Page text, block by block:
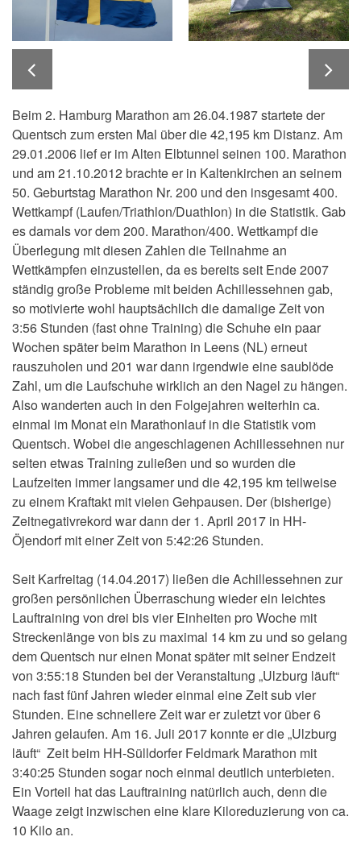
Beim 2. Hamburg Marathon am 26.04.1987 startete der
Quentsch zum ersten Mal über die 42,195 km Distanz. Am
29.01.2006 lief er im Alten Elbtunnel seinen 100. Marathon
und am 21.10.2012 brachte er in Kaltenkirchen an seinem
50. Geburtstag Marathon Nr. 200 und den insgesamt 400.
Wettkampf (Laufen/Triathlon/Duathlon) in die Statistik. Gab
es damals vor dem 200. Marathon/400. Wettkampf die
Überlegung mit diesen Zahlen die Teilnahme an
Wettkämpfen einzustellen, da es bereits seit Ende 2007
ständig große Probleme mit beiden Achillessehnen gab,
so motivierte wohl hauptsächlich die damalige Zeit von
3:56 Stunden (fast ohne Training) die Schuhe ein paar
Wochen später beim Marathon in Leens (NL) erneut
rauszuholen und 201 war dann irgendwie eine saublöde
Zahl, um die Laufschuhe wirklich an den Nagel zu hängen.
Also wanderten auch in den Folgejahren weiterhin ca.
einmal im Monat ein Marathonlauf in die Statistik vom
Quentsch. Wobei die angeschlagenen Achillessehnen nur
selten etwas Training zuließen und so wurden die
Laufzeiten immer langsamer und die 42,195 km teilweise
zu einem Kraftakt mit vielen Gehpausen. Der (bisherige)
Zeitnegativrekord war dann der 1. April 2017 in HH-
Öjendorf mit einer Zeit von 5:42:26 Stunden.
Seit Karfreitag (14.04.2017) ließen die Achillessehnen zur
großen persönlichen Überraschung wieder ein leichtes
Lauftraining von drei bis vier Einheiten pro Woche mit
Streckenlänge von bis zu maximal 14 km zu und so gelang
dem Quentsch nur einen Monat später mit seiner Endzeit
von 3:55:18 Stunden bei der Veranstaltung „Ulzburg läuft“
nach fast fünf Jahren wieder einmal eine Zeit sub vier
Stunden. Eine schnellere Zeit war er zuletzt vor über 6
Jahren gelaufen. Am 16. Juli 2017 konnte er die „Ulzburg
läuft“ Zeit beim HH-Sülldorfer Feldmark Marathon mit
3:40:25 Stunden sogar noch einmal deutlich unterbieten.
Ein Vorteil hat das Lauftraining natürlich auch, denn die
Waage zeigt inzwischen eine klare Kiloreduzierung von ca.
10 Kilo an.